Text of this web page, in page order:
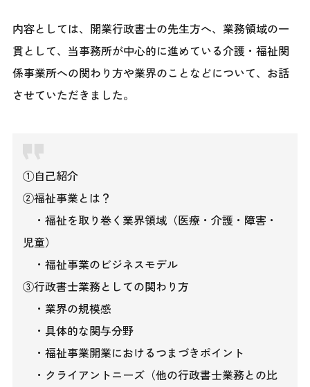
内容としては、開業行政書士の先生方へ、業務領域の一
貫として、当事務所が中心的に進めている介護・福祉関
係事業所への関わり方や業界のことなどについて、お話
させていただきました。
①自己紹介
②福祉事業とは？
・福祉を取り巻く業界領域（医療・介護・障害・
児童）
・福祉事業のビジネスモデル
③行政書士業務としての関わり方
・業界の規模感
・具体的な関与分野
・福祉事業開業におけるつまづきポイント
・クライアントニーズ（他の行政書士業務との比